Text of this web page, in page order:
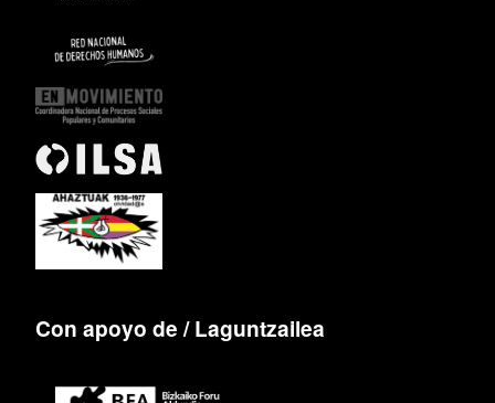
Con apoyo de / Laguntzailea